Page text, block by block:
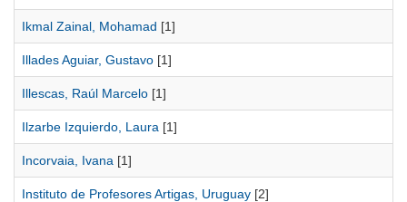
Ikmal Zainal, Mohamad [1]
Illades Aguiar, Gustavo [1]
Illescas, Raúl Marcelo [1]
Ilzarbe Izquierdo, Laura [1]
Incorvaia, Ivana [1]
Instituto de Profesores Artigas, Uruguay [2]